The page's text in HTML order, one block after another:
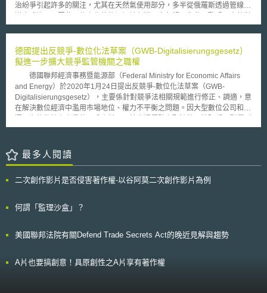
治紛爭引起許多的關注，尤其在天然氣使用部分，多半從俄羅斯透過管線運
能源使用的安全性問題提出政策方針。 政策訂定之目標可分為八項，
能源安全問題: 強化能力，克服2014年及2015年冬天將面臨的能源短缺問
題。 加強緊急應變措施，包括風險評估、偶發事件計畫以及維持既有的公
共設施。 減緩能源的需求 建構具良好功能與全面整合的內部市場 增加歐盟
地區的能源產出 進一步發展能源科技 使提供能源的來源國家以及相關公共
設施多樣化 促進國家間能源政策的合作，並和外部交流。 其中，具體
的措施包括執委會利用能源安全壓力測試(energy security stress test)模擬
仿冬天天然氣供應短缺的問題，採用逆流(reverse flows)輸送、使用化石燃
短缺問題，作為其他國家之參考借鏡，值得觀察。
德國提出反競爭-數位化法草案（GWB-Digitalisierungsgesetz）
擬進一步擴大競爭監管機關之職權
德國聯邦經濟事務暨能源部（Federal Ministry for Economic Affairs
and Energy）於2020年1月24日提出反競爭-數位化法草案（GWB-
Digitalisierungsgesetz），主要係針對競爭法相關規範進行修正、調適，意
在解決數位經濟中濫用市場地位、權力不平衡之問題。因大型數位公司和營
其他新進公司的整體競爭和創新發展。 從而，數位經濟時代的競爭政
一步擴大德國競爭監管機關（Bundeskartellamt）的職權，目的在嚴格監管
濫用市場力量之大型數位公司和平台營運商（如FACEBOOK、GOOGLE
與執法達到適當平衡。 茲將該草案擬修正之主要內容，重點整理如
供者的限制競爭行為－促使用戶更易選擇轉換到其他平台，使德國競爭監管
公司（paramount significance for competition across markets），並賦予
單一市場，也會透過規定的要件檢視整體市場（例如：該公司在一個或數個
最多人閱讀
二次創作影片是否侵害著作權-以谷阿莫二次創作影片為例
何謂「監理沙盒」？
美國聯邦法院有關Defend Trade Secrets Act的晚近見解與趨勢
A片也要搞創意！具原創性之A片享有著作權